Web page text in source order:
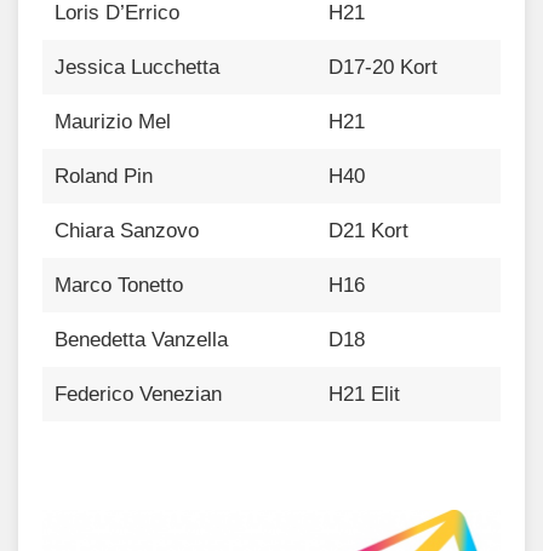
Loris D’Errico H21
Jessica Lucchetta D17-20 Kort
Maurizio Mel H21
Roland Pin H40
Chiara Sanzovo D21 Kort
Marco Tonetto H16
Benedetta Vanzella D18
Federico Venezian H21 Elit